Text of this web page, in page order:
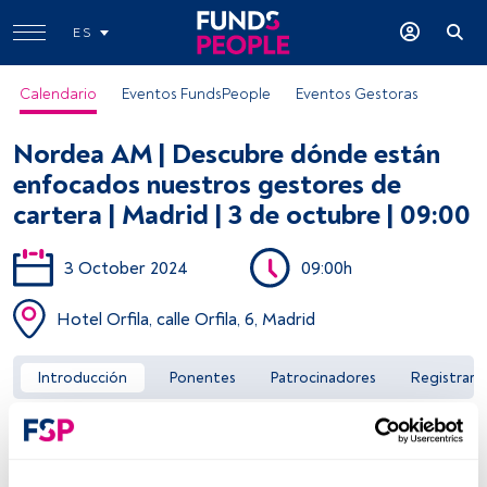
ES
Calendario Eventos FundsPeople Eventos Gestoras
Acceder a FundsPeople
Nordea AM | Descubre dónde están
enfocados nuestros gestores de
cartera | Madrid | 3 de octubre | 09:00
3 October 2024 09:00h
Hotel Orfila, calle Orfila, 6, Madrid
Introducción Ponentes Patrocinadores